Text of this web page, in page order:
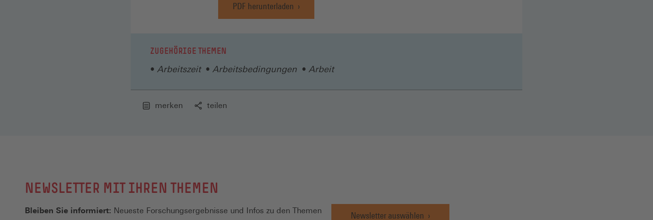
PDF herunterladen
ZUGEHÖRIGE THEMEN
Arbeitszeit Arbeitsbedingungen Arbeit
merken teilen
NEWSLETTER MIT IHREN THEMEN
Bleiben Sie informiert: Neueste Forschungsergebnisse und Infos zu den Themen
Newsletter auswählen